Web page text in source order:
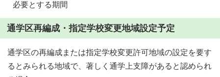
必要とする期間
通学区再編成・指定学校変更地域設定予定
通学区の再編成または指定学校変更許可地域の設定を要す
るとみられる地域で、著しく通学上支障があると認められ